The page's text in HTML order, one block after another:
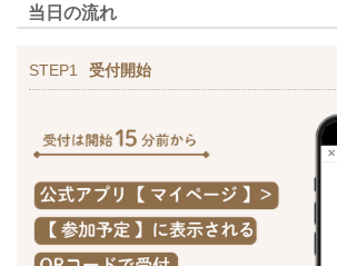
当日の流れ
STEP1 受付開始